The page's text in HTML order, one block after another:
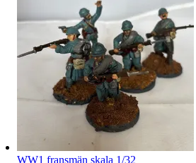
WW1 fransmän skala 1/32